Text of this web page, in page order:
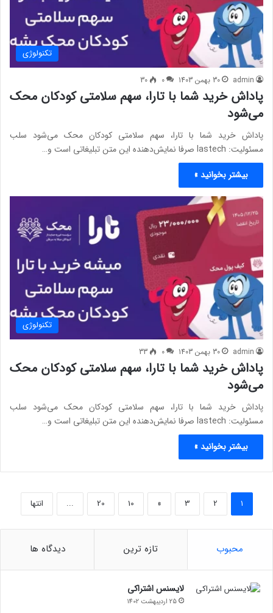
تکنولوژی
admin 30 بهمن 1403 0
30
پاداش خرید شما با تارا، سهم سلامتی کودکان محک
می‌­شود
پاداش خرید شما با تارا، سهم سلامتی کودکان محک می‌­شود سلب
مسئولیت: lastech صرفا نمایش‌دهنده این متن تبلیغاتی است و…
بیشتر بخوانید »
تکنولوژی
admin 30 بهمن 1403 0
33
پاداش خرید شما با تارا، سهم سلامتی کودکان محک
می‌­شود
پاداش خرید شما با تارا، سهم سلامتی کودکان محک می‌­شود سلب
مسئولیت: lastech صرفا نمایش‌دهنده این متن تبلیغاتی است و…
بیشتر بخوانید »
1
2
3
»
10
20
... انتها
محبوب تازه ترین دیدگاه ها
لایسنس اشتراکی
25 اردیبهشت 1402